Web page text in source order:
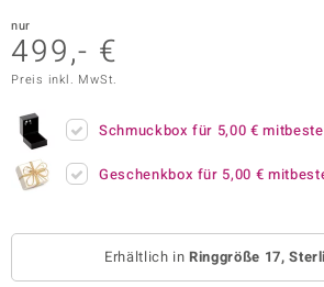
nur
499,- €
Preis inkl. MwSt.
Schmuckbox für 5,00 €
Geschenkbox für 5,00 €
Erhältlich inRinggröße 17,